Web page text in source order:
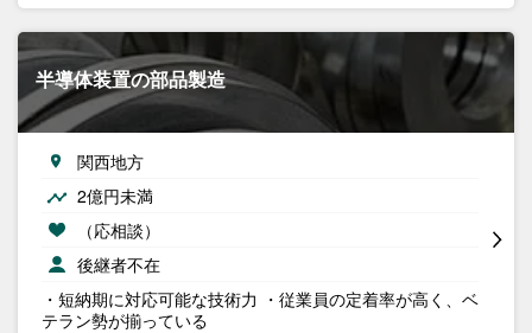
半導体装置の部品製造
関西地方
2億円未満
（応相談）
後継者不在
・短納期に対応可能な技術力 ・従業員の定着率が高く、ベ
テラン勢が揃っている